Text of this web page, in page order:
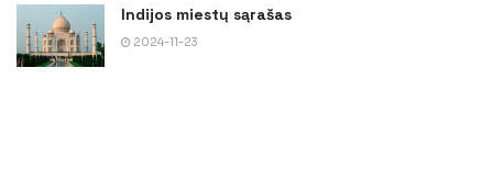
Indijos miestų sąrašas
2024-11-23